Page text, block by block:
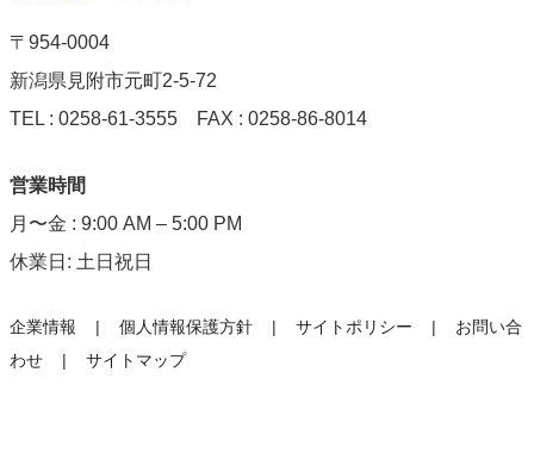
〒954-0004
新潟県見附市元町2-5-72
TEL : 0258-61-3555 FAX : 0258-86-8014
営業時間
月〜金 : 9:00 AM – 5:00 PM
休業日: 土日祝日
企業情報 個人情報保護方針 サイトポリシー
お問い合
わせ
サイトマップ